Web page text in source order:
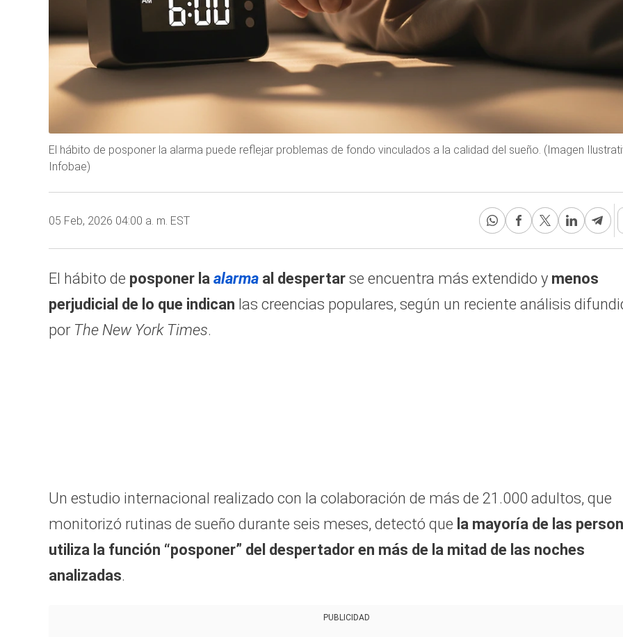
El hábito de posponer la alarma puede reflejar problemas de fondo vinculados a la calidad del sueño. (Imagen
Infobae)
05 Feb, 2026 04:00 a. m. EST
El hábito de posponer la alarma al despertar se encuentra más extendido y menos
perjudicial de lo que indican las creencias populares, según un reciente análisis
por The New York Times.
Un estudio internacional realizado con la colaboración de más de 21.000 adultos, que
monitorizó rutinas de sueño durante seis meses, detectó que la mayoría de las
utiliza la función “posponer” del despertador en más de la mitad de las noches
analizadas.
PUBLICIDAD